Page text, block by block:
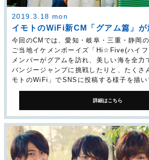
2019.3.18 mon
イモトのWiFi新CM「グアム篇」が
今回のCMでは、愛知・岐阜・三重・静岡
ご当地イケメンボーイズ「Hi☆Five(ハイフ
メンバーがグアムを訪れ、美しい海を全力
バンジージャンプに挑戦したりと、たくさ
モトのWiFi」でSNSに投稿する様子を描い
詳細はこちら